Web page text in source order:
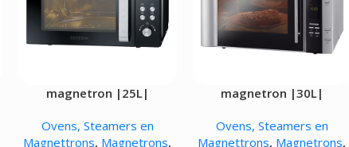
magnetron |25L|
Ovens, Steamers en
Magnettrons, Magnetrons,
magnetron |30L|
Ovens, Steamers en
Magnettrons, Magnetrons,